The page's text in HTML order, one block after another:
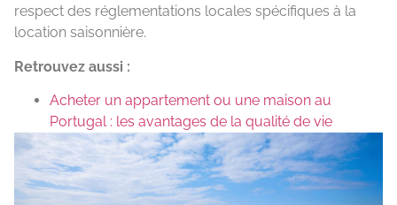
respect des réglementations locales spécifiques à la
location saisonnière.
Retrouvez aussi :
Acheter un appartement ou une maison au
Portugal : les avantages de la qualité de vie